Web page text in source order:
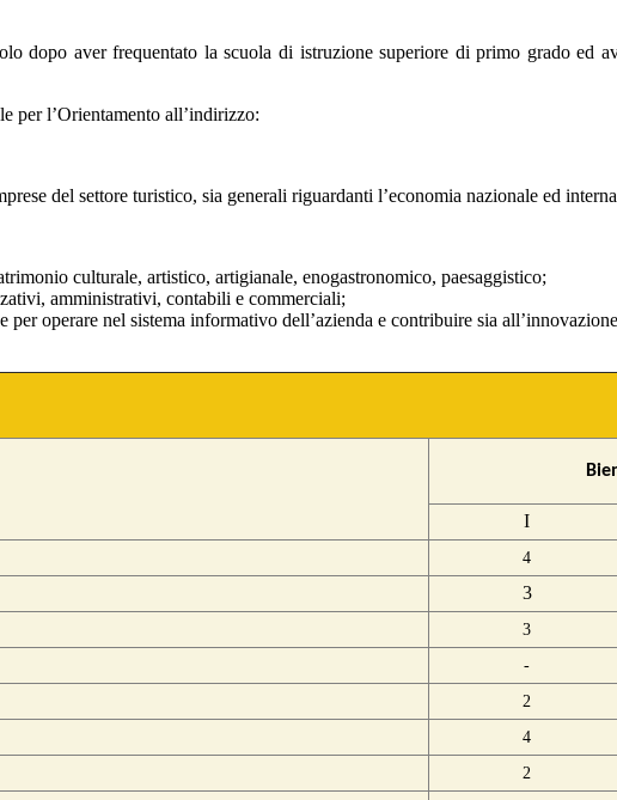
dopo aver frequentato la scuola di istruzione superiore di primo grado
per l’Orientamento all’indirizzo:
del settore turistico, sia generali riguardanti l’economia nazionale ed
culturale, artistico, artigianale, enogastronomico, paesaggistico;
amministrativi, contabili e commerciali;
operare nel sistema informativo dell’azienda e contribuire sia
I
4
3
3
-
2
4
2